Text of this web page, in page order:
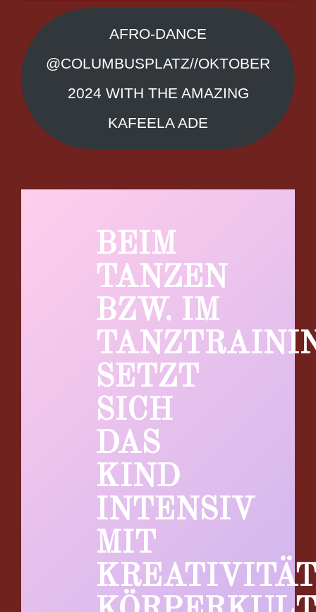
AFRO-DANCE
@COLUMBUSPLATZ//OKTOBER
2024 WITH THE AMAZING
KAFEELA ADE
BEIM
TANZEN
BZW. IM
SETZT
SICH
DAS
KIND
INTENSIV
MIT